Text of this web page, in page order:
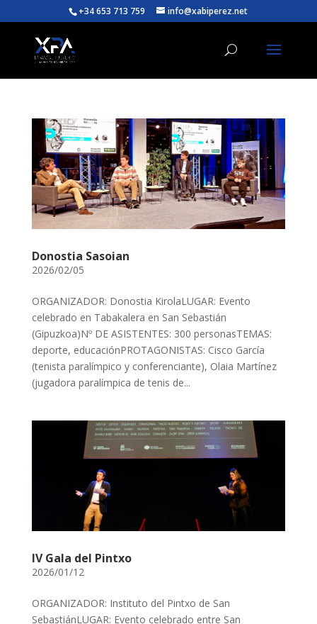
+34 653 713 759 info@xabiperez.net
Donostia Sasoian
2026/02/05
ORGANIZADOR: Donostia KirolaLUGAR: Evento
celebrado en Tabakalera en San Sebastián
(Gipuzkoa)Nº DE ASISTENTES: 300 personasTEMAS:
deporte, educaciónPROTAGONISTAS: Cisco García
(tenista paralímpico y conferenciante), Olaia Martínez
(jugadora paralímpica de tenis de...
IV Gala del Pintxo
2026/01/12
ORGANIZADOR: Instituto del Pintxo de San
SebastiánLUGAR: Evento celebrado entre San